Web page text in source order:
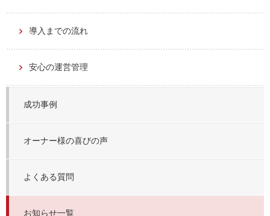
導入までの流れ
安心の運営管理
成功事例
オーナー様の喜びの声
よくある質問
お知らせ一覧